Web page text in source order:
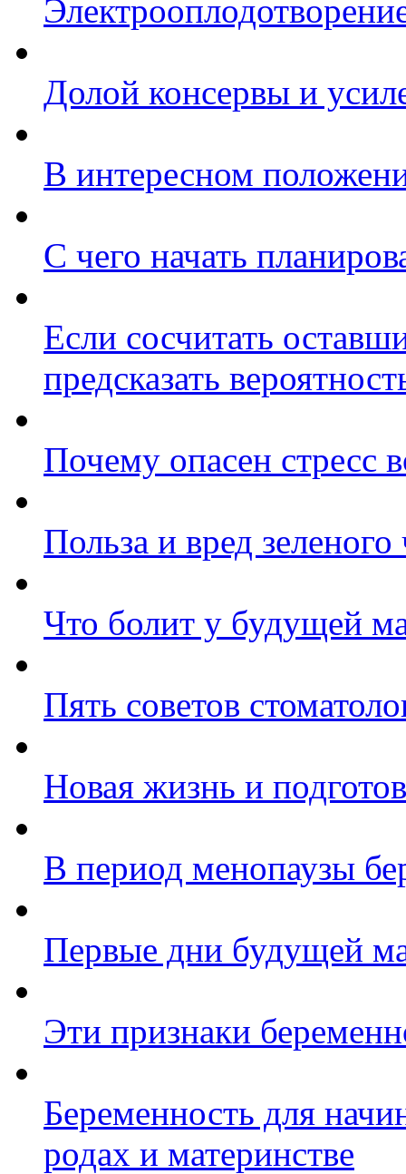
Долой консервы и
В интересном
С чего начать
Если сосчитать
предсказать
Почему опасен стресс
Польза и вред зеленого
Что болит у будущей
Пять советов
Новая жизнь и
В период менопаузы
Первые дни будущей
Эти признаки
Беременность для
родах и материнстве